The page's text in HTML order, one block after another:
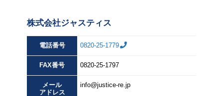
株式会社ジャスティス
電話番号 0820-25-1779
FAX番号 0820-25-1797
メール
アドレス
info@justice-re.jp